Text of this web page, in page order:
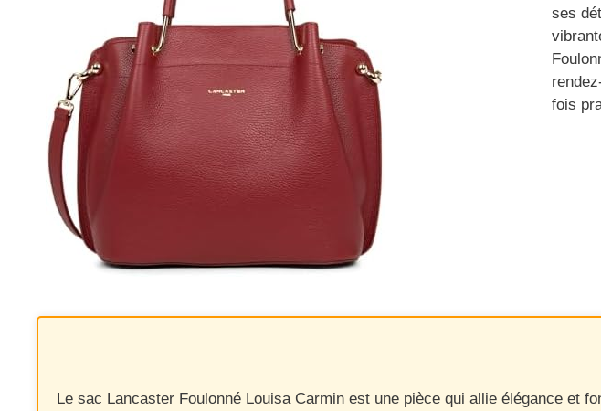
ses
fois
Le sac Lancaster Foulonné Louisa Carmin est une pièce qui allie élégance et